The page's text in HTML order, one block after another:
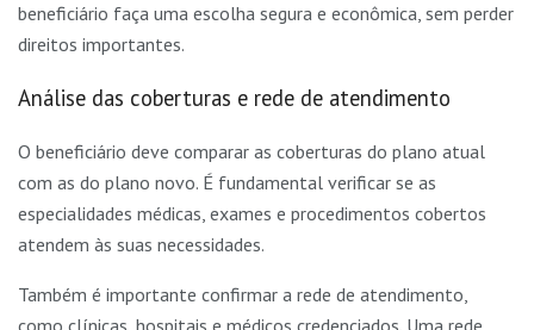
beneficiário faça uma escolha segura e econômica, sem perder
direitos importantes.
Análise das coberturas e rede de atendimento
O beneficiário deve comparar as coberturas do plano atual
com as do plano novo. É fundamental verificar se as
especialidades médicas, exames e procedimentos cobertos
atendem às suas necessidades.
Também é importante confirmar a rede de atendimento,
como clínicas, hospitais e médicos credenciados. Uma rede